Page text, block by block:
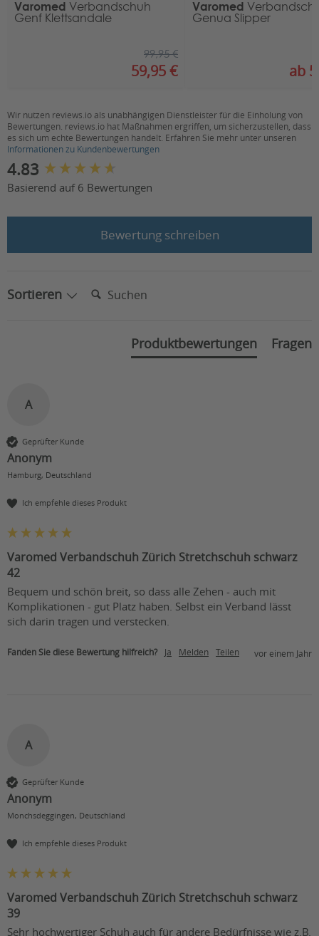
Microvelours
Trikotfutter
Wechselfußbett
Hinten offen:
nein
Für Einlagen
geeignet:
Farbe:
Bordeaux, Mocca, schwarz
Geschlecht:
Damen, Herren, Unisex
Varomed Verbandschuh
Genf Klettsandale
59,95 €
99,95 €
Varomed
Genua Slipper
ab
Wir nutzen reviews.io als unabhängigen Dienstleister für die Einholung von
Bewertungen. reviews.io hat Maßnahmen ergriffen, um sicherzustellen, dass
es sich um echte Bewertungen handelt. Erfahren Sie mehr unter unseren
Informationen zu Kundenbewertungen
4.83
Basierend auf 6 Bewertungen
Bewertung schreiben
Sortieren Suchen:
Produktbewertungen Fragen
A
Geprüfter Kunde
Anonym
Hamburg, Deutschland
Ich empfehle dieses Produkt
Varomed Verbandschuh Zürich Stretchschuh schwarz
42
Bequem und schön breit, so dass alle Zehen - auch mit
Komplikationen - gut Platz haben. Selbst ein Verband lässt
sich darin tragen und verstecken.
Fanden Sie diese Bewertung hilfreich? Ja Melden Teilen vor einem Jahr
A
Geprüfter Kunde
Anonym
Monchsdeggingen, Deutschland
Ich empfehle dieses Produkt
Varomed Verbandschuh Zürich Stretchschuh schwarz
39
Sehr hochwertiger Schuh auch für andere Bedürfnisse wie z.B.
New content loaded